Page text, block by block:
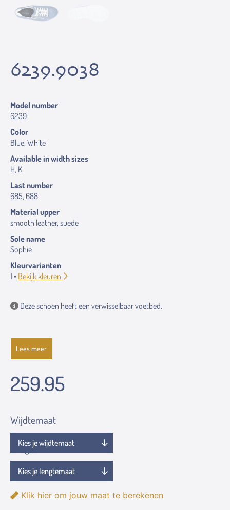
6239.9038
Model number
6239
Color
Blue, White
Available in width sizes
H, K
Last number
685, 688
Material upper
smooth leather, suede
Sole name
Sophie
Kleurvarianten
1 • Bekijk kleuren
Deze schoen heeft een verwisselbaar voetbed.
Lees meer
259.95
Wijdtemaat
Lengtemaat
Klik hier om jouw maat te berekenen